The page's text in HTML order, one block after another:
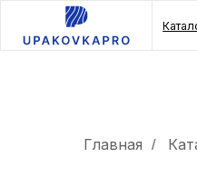
Каталог
Главная /